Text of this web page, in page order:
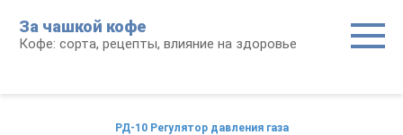
контенту
За чашкой кофе
Кофе: сорта, рецепты, влияние на здоровье
РД-10 Регулятор давления газа